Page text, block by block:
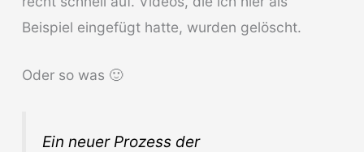
Beispiel eingefügt hatte, wurden gelöscht.
Oder so was 🙂
Ein neuer Prozess der